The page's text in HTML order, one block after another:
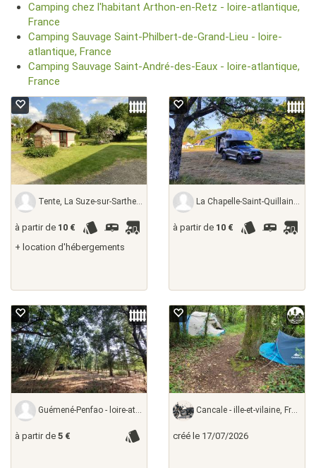
Camping chez l'habitant Arthon-en-Retz - loire-atlantique,
France
Camping Sauvage Saint-Philbert-de-Grand-Lieu - loire-
atlantique, France
Camping Sauvage Saint-André-des-Eaux - loire-atlantique,
France
Tente, La Suze-sur-Sarthe - sarthe, France
à partir de 10 €
+ location d'hébergements
La Chapelle-Saint-Quillain - haute-saône,
à partir de 10 €
Guémené-Penfao - loire-atlantique,
à partir de 5 €
Cancale - ille-et-vilaine, France
créé le 17/07/2026